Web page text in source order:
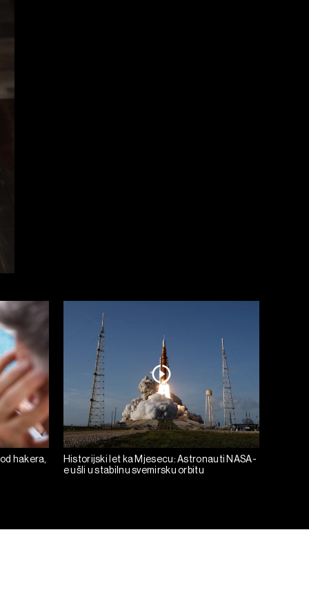
hakera,
Historijski let ka Mjesecu: Astronauti NASA-
e ušli u stabilnu svemirsku orbitu